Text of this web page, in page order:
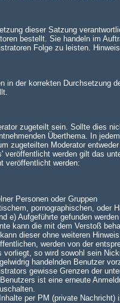
dieser Satzung
bestellt. Sie handeln im
Folge zu leisten.
in der korrekten Durchsetzung
zugeteilt sein. Sollte dies
Überthema. In
zugeteilten Moderator
werden gilt das
veröffentlicht werden:
Personen oder Gruppen
pornographischen, oder
e) Aufgeführte gefunden
kann die mit dem Verstoß
dieser ohne weiteren
werden von der
so wird sowohl sein
handelnden Benutzer
gewisse Grenzen der
ist eine erneute
per PM (private